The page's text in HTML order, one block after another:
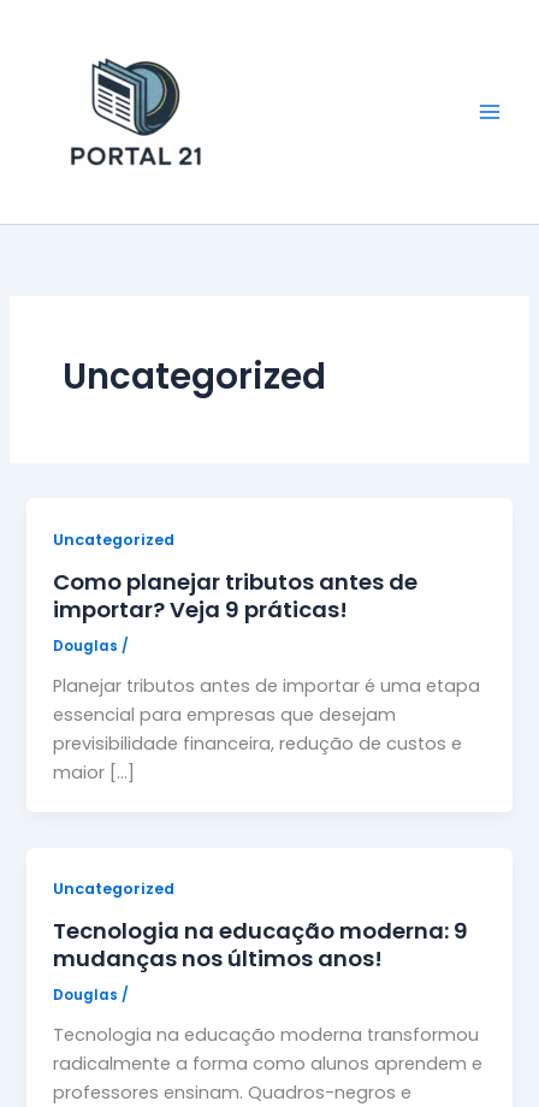
Uncategorized
Uncategorized
Como planejar tributos antes de
importar? Veja 9 práticas!
Douglas /
Planejar tributos antes de importar é uma etapa
essencial para empresas que desejam
previsibilidade financeira, redução de custos e
maior […]
Uncategorized
Tecnologia na educação moderna: 9
mudanças nos últimos anos!
Douglas /
Tecnologia na educação moderna transformou
radicalmente a forma como alunos aprendem e
professores ensinam. Quadros-negros e